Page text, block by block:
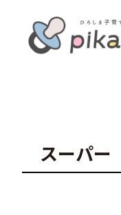
スーパー